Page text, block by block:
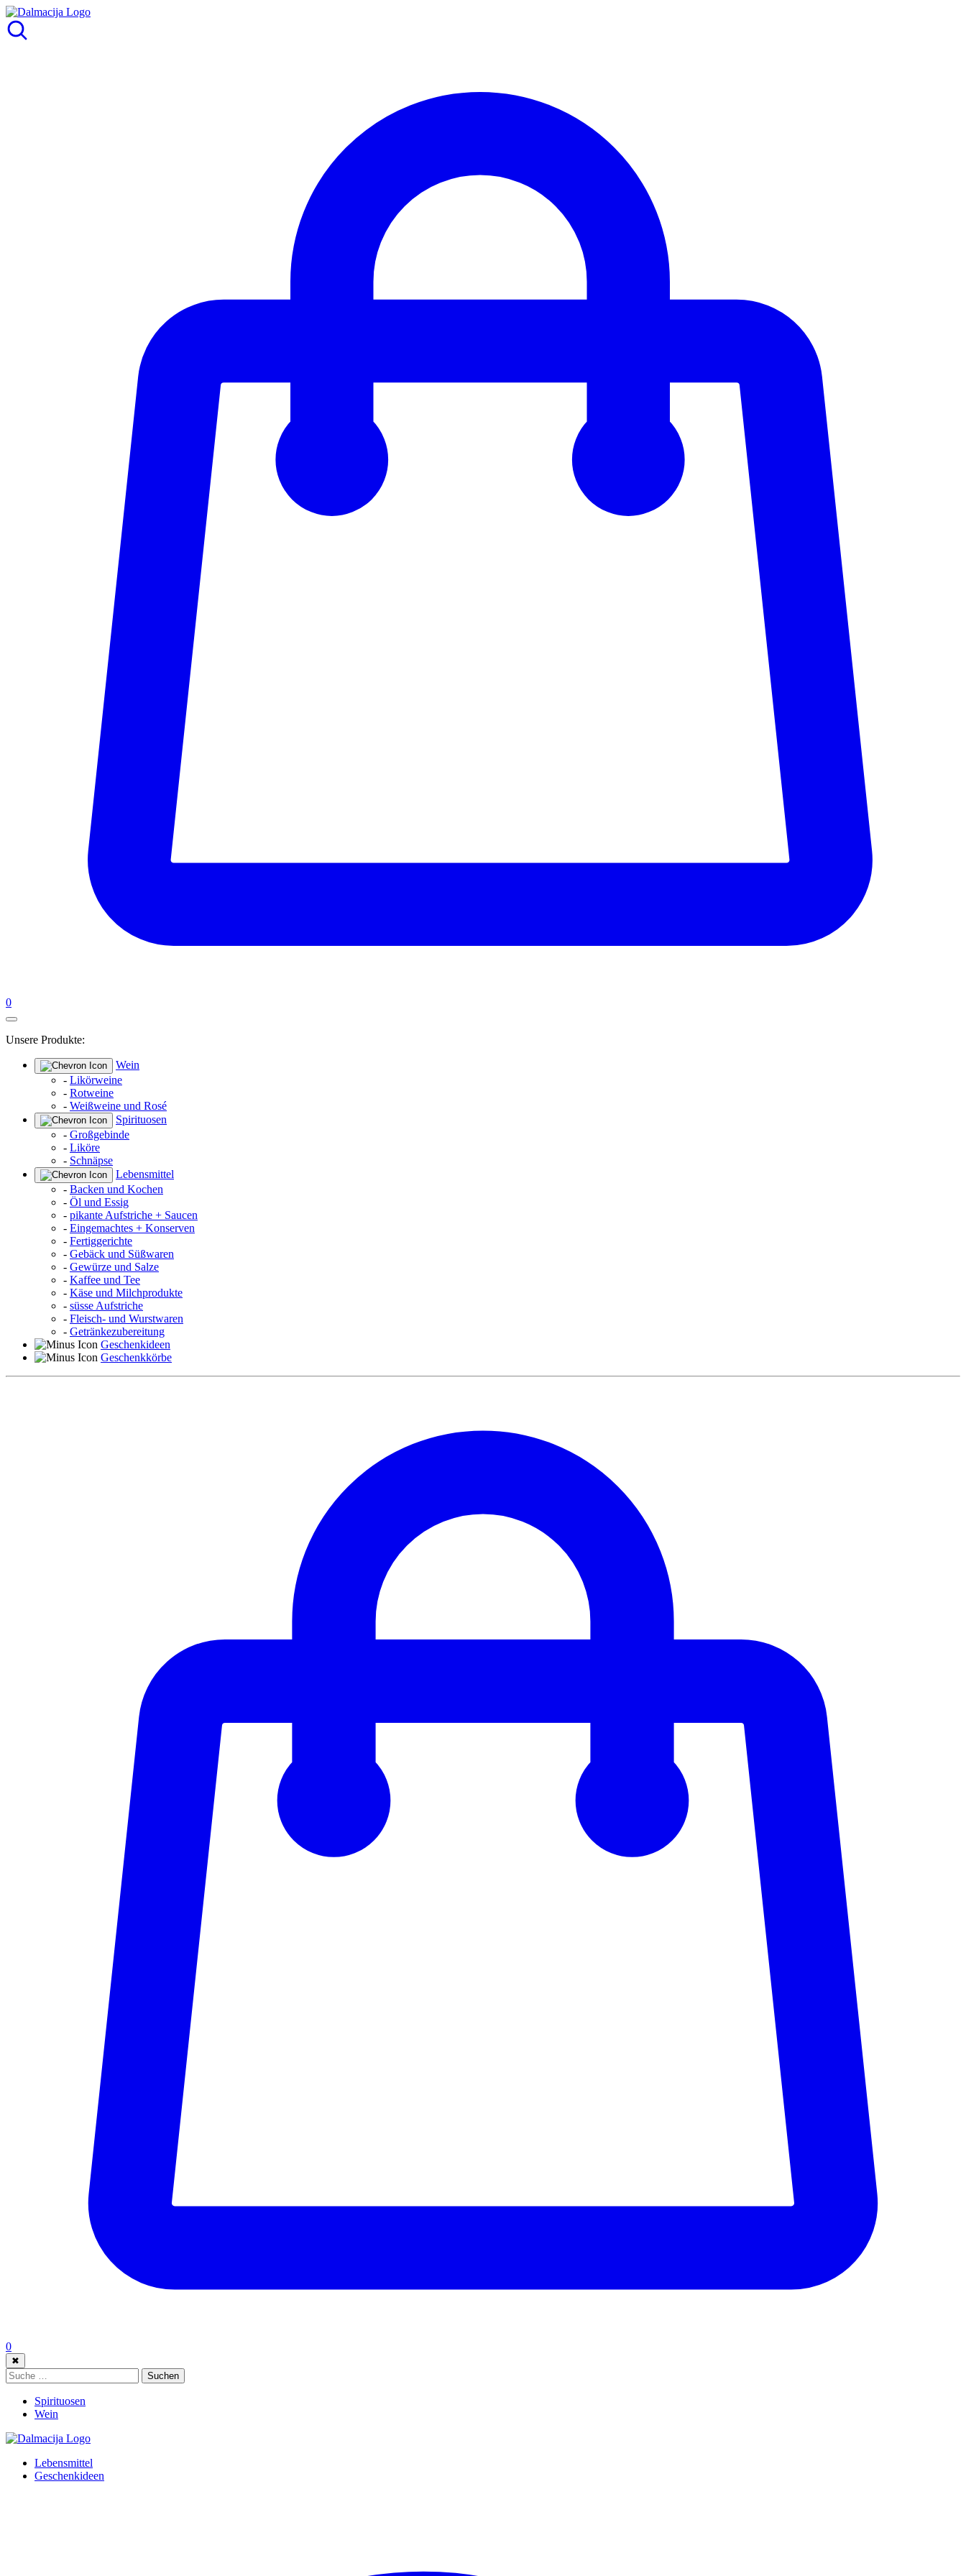
0
Unsere Produkte:
Wein
- Likörweine
- Rotweine
- Weißweine und Rosé
Spirituosen
- Großgebinde
- Liköre
- Schnäpse
Lebensmittel
- Backen und Kochen
- Öl und Essig
- pikante Aufstriche + Saucen
- Eingemachtes + Konserven
- Fertiggerichte
- Gebäck und Süßwaren
- Gewürze und Salze
- Kaffee und Tee
- Käse und Milchprodukte
- süsse Aufstriche
- Fleisch- und Wurstwaren
- Getränkezubereitung
Geschenkideen
Geschenkkörbe
0
✖
Suche: Suchen
Spirituosen
Wein
Lebensmittel
Geschenkideen